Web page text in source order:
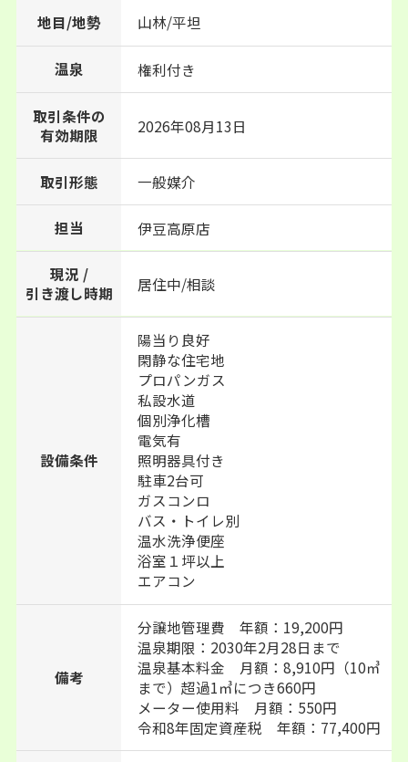
地目/地勢 山林/平坦
温泉 権利付き
取引条件の
有効期限
2026年08月13日
取引形態 一般媒介
担当 伊豆高原店
現況 /
引き渡し時期
居住中/相談
設備条件
陽当り良好
閑静な住宅地
プロパンガス
私設水道
個別浄化槽
電気有
照明器具付き
駐車2台可
ガスコンロ
バス・トイレ別
温水洗浄便座
浴室１坪以上
エアコン
備考
分譲地管理費 年額：19,200円
温泉期限：2030年2月28日まで
温泉基本料金 月額：8,910円（10㎥
まで）超過1㎥につき660円
メーター使用料 月額：550円
令和8年固定資産税 年額：77,400円